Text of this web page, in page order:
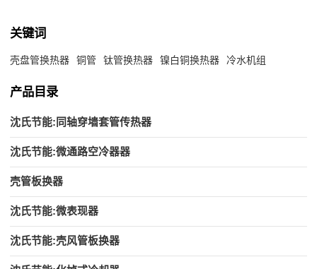
关键词
壳盘管换热器 铜管 钛管换热器 镍白铜换热器 冷水机组
产品目录
沈氏节能:同轴穿墙套管传热器
沈氏节能:微通路空冷器器
壳管板换器
沈氏节能:微表现器
沈氏节能:壳风管板换器